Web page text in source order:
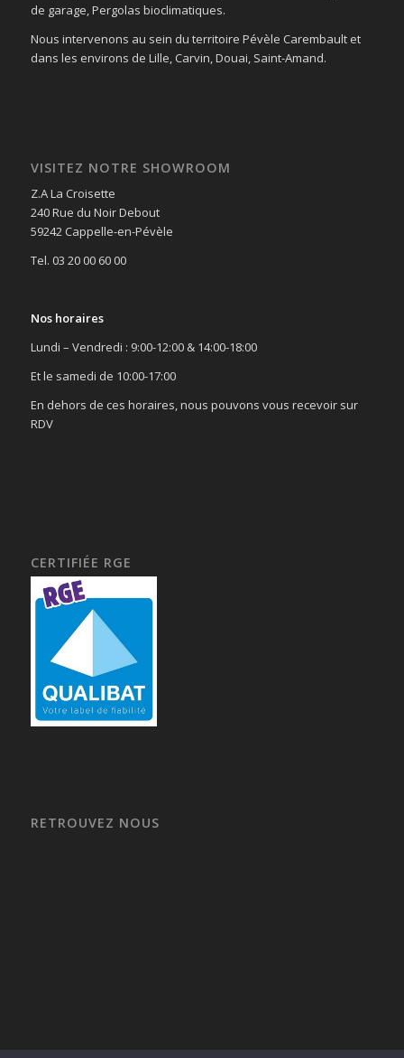
de garage, Pergolas bioclimatiques.
Nous intervenons au sein du territoire Pévèle Carembault et
dans les environs de Lille, Carvin, Douai, Saint-Amand.
VISITEZ NOTRE SHOWROOM
Z.A La Croisette
240 Rue du Noir Debout
59242 Cappelle-en-Pévèle
Tel. 03 20 00 60 00
Nos horaires
Lundi – Vendredi : 9:00-12:00 & 14:00-18:00
Et le samedi de 10:00-17:00
En dehors de ces horaires, nous pouvons vous recevoir sur
RDV
CERTIFIÉE RGE
RETROUVEZ NOUS